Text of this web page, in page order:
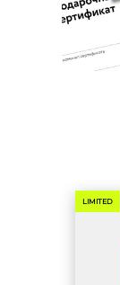
LIMITED